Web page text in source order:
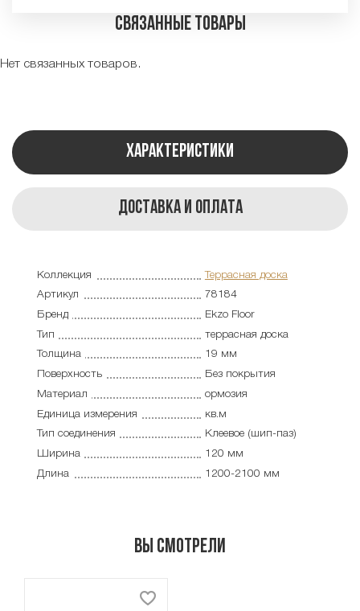
Связанные товары
Нет связанных товаров.
Характеристики
Доставка и оплата
Коллекция
Террасная доска
Артикул
78184
Бренд
Ekzo Floor
Тип
террасная доска
Толщина
19 мм
Поверхность
Без покрытия
Материал
ормозия
Единица измерения
кв.м
Тип соединения
Клеевое (шип-паз)
Ширина
120 мм
Длина
1200-2100 мм
Вы смотрели